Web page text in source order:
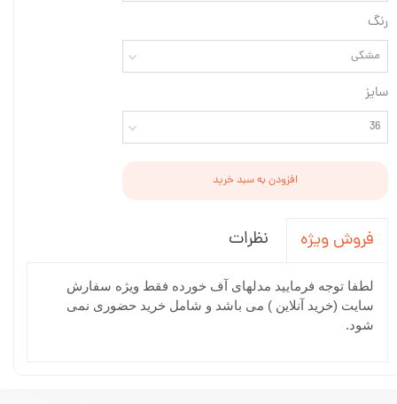
رنگ
مشکی
سایز
36
افزودن به سبد خرید
فروش ویژه نظرات
لطفا توجه فرمایید مدلهای آف خورده فقط ویژه سفارش
سایت (خرید آنلاین ) می باشد و شامل خرید حضوری نمی
شود.